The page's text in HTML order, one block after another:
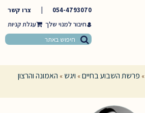
054-4793070
צרו קשר
חיבור למנוי שלך
» פרשת השבוע בחיים» ויגש » האמונה והרצון